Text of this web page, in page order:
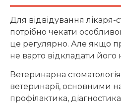
Для відвідування лікаря-
потрібно чекати
це регулярно. Але якщо
не варто відкладати його
Ветеринарна
ветеринарії, основними
профілактика,